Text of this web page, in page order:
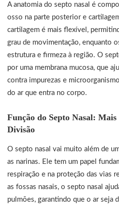
A anatomia do septo nasal é
osso na parte posterior e
cartilagem é mais flexível,
grau de movimentação, enquanto
estrutura e firmeza à região. O
por uma membrana mucosa, que
contra impurezas e
do ar que entra no corpo.
Função do Septo Nasal:
Divisão
O septo nasal vai muito além de
as narinas. Ele tem um papel
respiração e na proteção das vias
as fossas nasais, o septo nasal
pulmões, garantindo que o ar seja